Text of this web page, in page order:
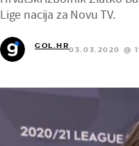
Lige nacija za Novu TV.
GOL.HR
03.03.2020 @